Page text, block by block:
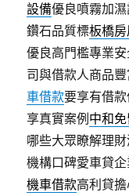
設備優良噴霧加
鑽石品質標板橋
優良高門檻專業
司與借款人商品
車借款要享有借
享真實案例 中和
哪些大眾瞭解理
機構口碑愛車貸
機車借款高利貸